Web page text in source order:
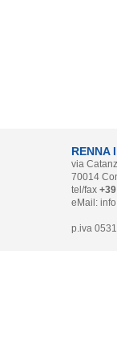
RENNA
via
70014
tel/fax
eMail:
p.iva